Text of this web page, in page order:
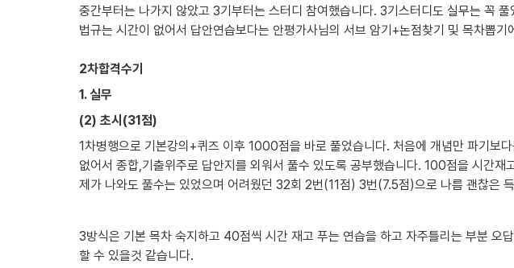
중간부터는 나가지 않았고 3기부터는 스터디 참여했습니다. 3기스터디도 실무는 꼭
법규는 시간이 없어서 답안연습보다는 안평가사님의 서브 암기+논점찾기 및 목차뽑기
2차합격수기
1. 실무
(2) 초시(31점)
1차병행으로 기본강의+퀴즈 이후 1000점을 바로 풀었습니다. 처음에 개념만 파기보
없어서 종합,기출위주로 답안지를 외워서 풀수 있도록 공부했습니다. 100점을 시간
제가 나와도 풀수는 있었으며 어려웠던 32회 2번(11점) 3번(7.5점)으로 나름 괜찮은
3방식은 기본 목차 숙지하고 40점씩 시간 재고 푸는 연습을 하고 자주틀리는 부분 오
할 수 있을것 같습니다.